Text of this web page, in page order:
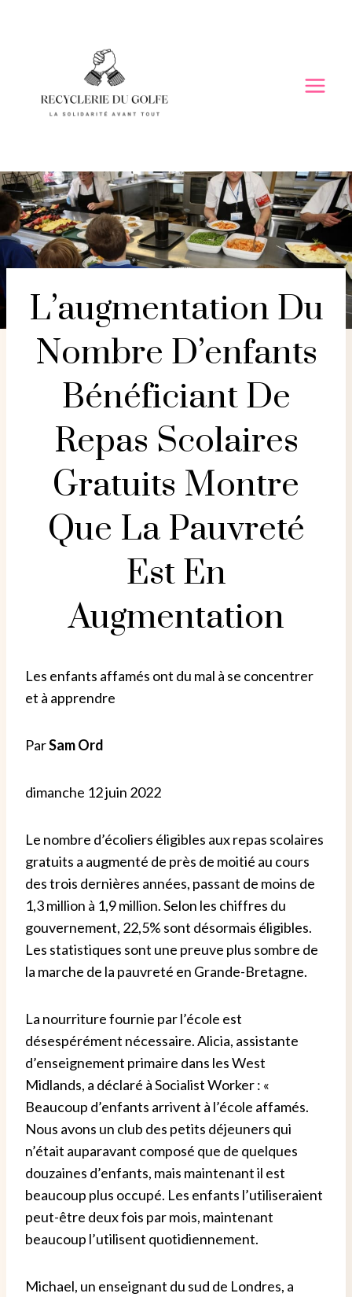
L’augmentation Du
Nombre D’enfants
Bénéficiant De
Repas Scolaires
Gratuits Montre
Que La Pauvreté
Est En
Augmentation
Les enfants affamés ont du mal à se concentrer
et à apprendre
ParSam Ord
dimanche 12 juin 2022
Le nombre d’écoliers éligibles aux repas scolaires
gratuits a augmenté de près de moitié au cours
des trois dernières années, passant de moins de
1,3 million à 1,9 million. Selon les chiffres du
gouvernement, 22,5% sont désormais éligibles.
Les statistiques sont une preuve plus sombre de
la marche de la pauvreté en Grande-Bretagne.
La nourriture fournie par l’école est
désespérément nécessaire. Alicia, assistante
d’enseignement primaire dans les West
Midlands, a déclaré à Socialist Worker : «
Beaucoup d’enfants arrivent à l’école affamés.
Nous avons un club des petits déjeuners qui
n’était auparavant composé que de quelques
douzaines d’enfants, mais maintenant il est
beaucoup plus occupé. Les enfants l’utiliseraient
peut-être deux fois par mois, maintenant
beaucoup l’utilisent quotidiennement.
Michael, un enseignant du sud de Londres, a